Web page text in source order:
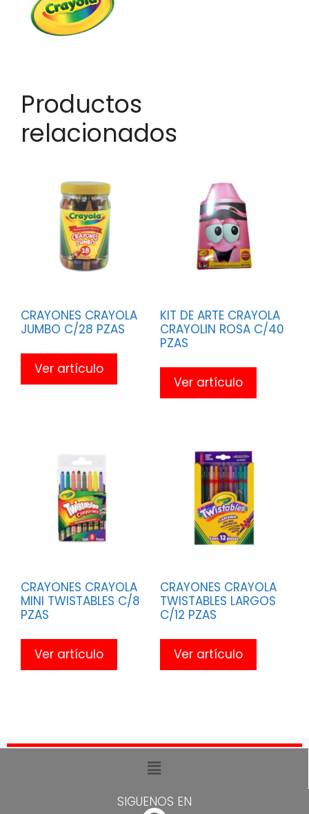
Productos
relacionados
CRAYONES CRAYOLA
JUMBO C/28 PZAS
Ver artículo
KIT DE ARTE CRAYOLA
CRAYOLIN ROSA C/40
PZAS
Ver artículo
CRAYONES CRAYOLA
MINI TWISTABLES C/8
PZAS
Ver artículo
CRAYONES CRAYOLA
TWISTABLES LARGOS
C/12 PZAS
Ver artículo
SIGUENOS EN